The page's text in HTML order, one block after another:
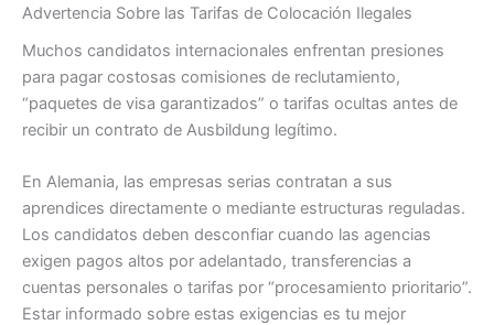
Advertencia Sobre las Tarifas de Colocación Ilegales
Muchos candidatos internacionales enfrentan presiones
para pagar costosas comisiones de reclutamiento,
“paquetes de visa garantizados” o tarifas ocultas antes de
recibir un contrato de Ausbildung legítimo.
En Alemania, las empresas serias contratan a sus
aprendices directamente o mediante estructuras reguladas.
Los candidatos deben desconfiar cuando las agencias
exigen pagos altos por adelantado, transferencias a
cuentas personales o tarifas por “procesamiento prioritario”.
Estar informado sobre estas exigencias es tu mejor